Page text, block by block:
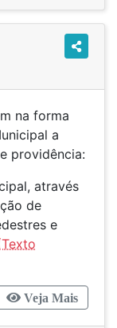
na forma
a
providência:
através
de
e
Veja Mais